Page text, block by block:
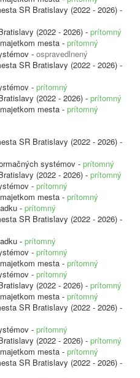
SR Bratislavy (2022 - 2026) -
(2022 - 2026) - prítomný
mesta - prítomný
- ospravedlnený
SR Bratislavy (2022 - 2026) -
- prítomný
(2022 - 2026) - prítomný
mesta - prítomný
SR Bratislavy (2022 - 2026) -
systémov - prítomný
(2022 - 2026) - prítomný
- prítomný
mesta - prítomný
- prítomný
SR Bratislavy (2022 - 2026) -
- prítomný
- prítomný
mesta - prítomný
- prítomný
(2022 - 2026) - prítomný
mesta - prítomný
SR Bratislavy (2022 - 2026) -
- prítomný
(2022 - 2026) - prítomný
mesta - prítomný
SR Bratislavy (2022 - 2026) -